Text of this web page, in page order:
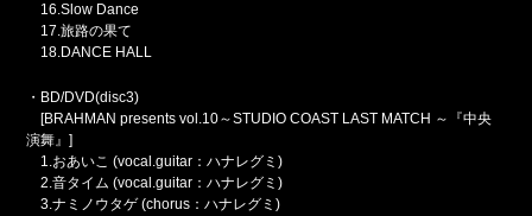
16.Slow Dance
17.旅路の果て
18.DANCE HALL
・BD/DVD(disc3)
[BRAHMAN presents vol.10～STUDIO COAST LAST MATCH ～『中央
演舞』]
1.おあいこ (vocal.guitar：ハナレグミ)
2.音タイム (vocal.guitar：ハナレグミ)
3.ナミノウタゲ (chorus：ハナレグミ)